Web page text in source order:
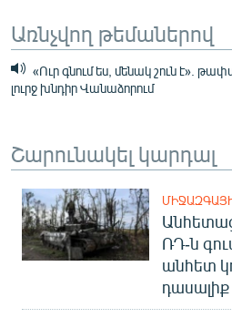
Առնչվող թեմաներով
«Ուր գնում ես, մենակ շուն է».
լուրջ խնդիր Վանաձորում
Շարունակել կարդալ
ՌԴ-ն
անհետ
դասալիք